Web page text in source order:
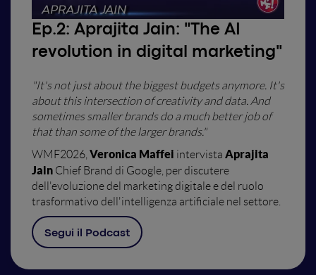
Ep.2: Aprajita Jain: "The AI
revolution in digital marketing"
"It's not just about the biggest budgets anymore. It's
about this intersection of creativity and data. And
sometimes smaller brands do a much better job of
that than some of the larger brands."
WMF2026, Veronica Maffei intervista Aprajita
Jain Chief Brand di Google, per discutere
dell'evoluzione del marketing digitale e del ruolo
trasformativo dell'intelligenza artificiale nel settore.
Segui il Podcast